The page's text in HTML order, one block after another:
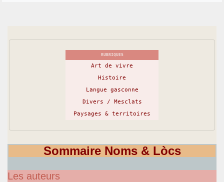
RUBRIQUES
Art de vivre
Histoire
Langue gasconne
Divers / Mesclats
Paysages & territoires
Sommaire Noms & Lòcs
Les auteurs